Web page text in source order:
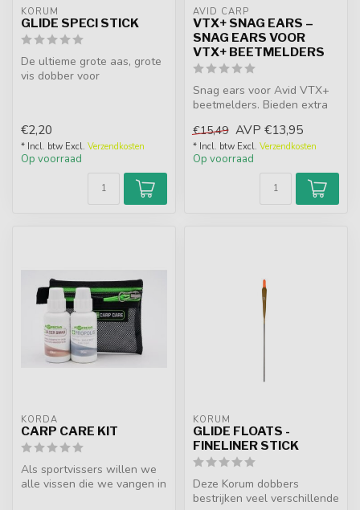
KORUM
GLIDE SPECI STICK
De ultieme grote aas, grote
vis dobber voor
€2,20
* Incl. btw Excl. Verzendkosten
Op voorraad
AVID CARP
VTX+ SNAG EARS –
SNAG EARS VOOR
VTX+ BEETMELDERS
Snag ears voor Avid VTX+
beetmelders. Bieden extra
obstakelv...
€15,49 AVP €13,95
* Incl. btw Excl. Verzendkosten
Op voorraad
KORDA
CARP CARE KIT
Als sportvissers willen we
alle vissen die we vangen in
KORUM
GLIDE FLOATS -
FINELINER STICK
Deze Korum dobbers
bestrijken veel verschillende